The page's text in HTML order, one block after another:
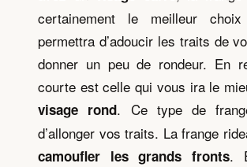
certainement le meilleur
permettra d’adoucir les traits de
donner un peu de rondeur. En
courte est celle qui vous ira le
visage rond. Ce type de
d’allonger vos traits. La frange
camoufler les grands fronts.